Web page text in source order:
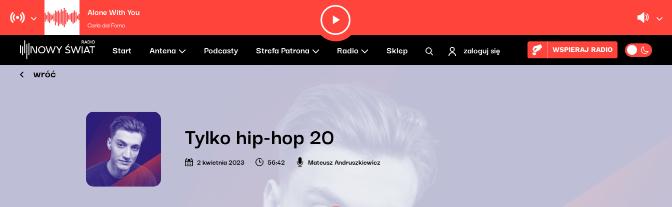
Alone With You
Carla dal Forno
Start Antena Podcasty Strefa Patrona Radio Sklep zaloguj się WSPIERAJ RADIO
wróć
Tylko hip-hop 20
2 kwietnia 2023 56:42 Mateusz Andruszkiewicz